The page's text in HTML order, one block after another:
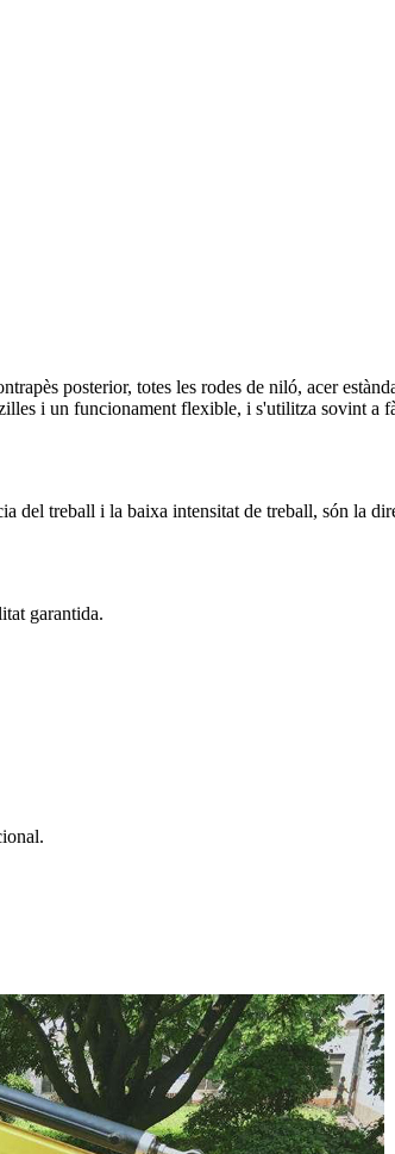
posterior, totes les rodes de niló, acer
i un funcionament flexible, i s'utilitza sovint a
del treball i la baixa intensitat de treball, són la
garantida.